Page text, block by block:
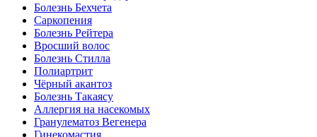
Болезнь Бехчета
Саркопения
Болезнь Рейтера
Вросший волос
Болезнь Стилла
Полиартрит
Чёрный акантоз
Болезнь Такаясу
Аллергия на насекомых
Гранулематоз Вегенера
Гинекомастия